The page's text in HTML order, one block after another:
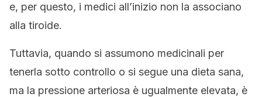
e, per questo, i medici all’inizio non la associano
alla tiroide.
Tuttavia, quando si assumono medicinali per
tenerla sotto controllo o si segue una dieta sana,
ma la pressione arteriosa è ugualmente elevata, è